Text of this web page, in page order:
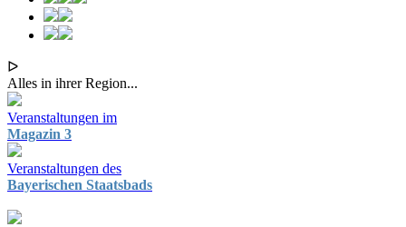
ᐅ
Alles in ihrer Region...
Veranstaltungen im
Magazin 3
Veranstaltungen des
Bayerischen Staatsbads